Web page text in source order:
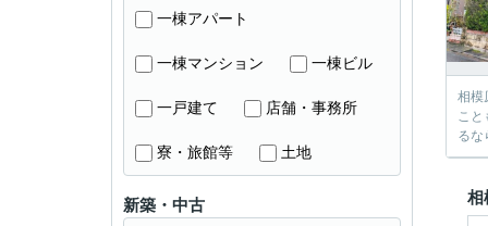
相模
こと
るな
相
一棟アパート
一棟マンション 一棟ビル
一戸建て 店舗・事務所
寮・旅館等 土地
新築・中古